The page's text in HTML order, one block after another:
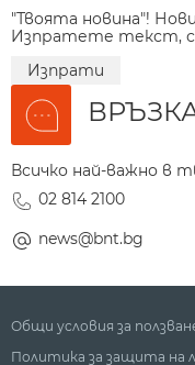
"Твоята новина"!
Изпратете текст,
Изпрати
Всичко най-важно в
02 814 2100
news@bnt.bg
Общи условия за
Политика за защита на